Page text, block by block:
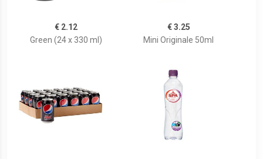
€ 2.12
Green (24 x 330 ml)
€ 3.25
Mini Originale 50ml